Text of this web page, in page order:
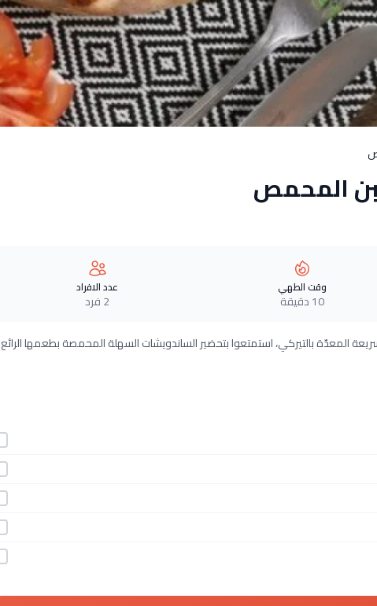
المحمص
وقت الطهي
10 دقيقة
عدد الافراد
2 فرد
المعدّة بالتيركي، استمتعوا بتحضير الساندويشات السهلة المحمصة بطعمها الرائع